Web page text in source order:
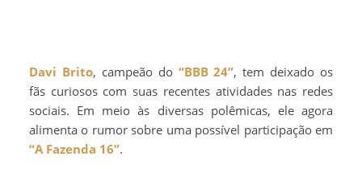
Davi Brito, campeão do “BBB 24”, tem deixado os
fãs curiosos com suas recentes atividades nas redes
sociais. Em meio às diversas polêmicas, ele agora
alimenta o rumor sobre uma possível participação em
“A Fazenda 16”.